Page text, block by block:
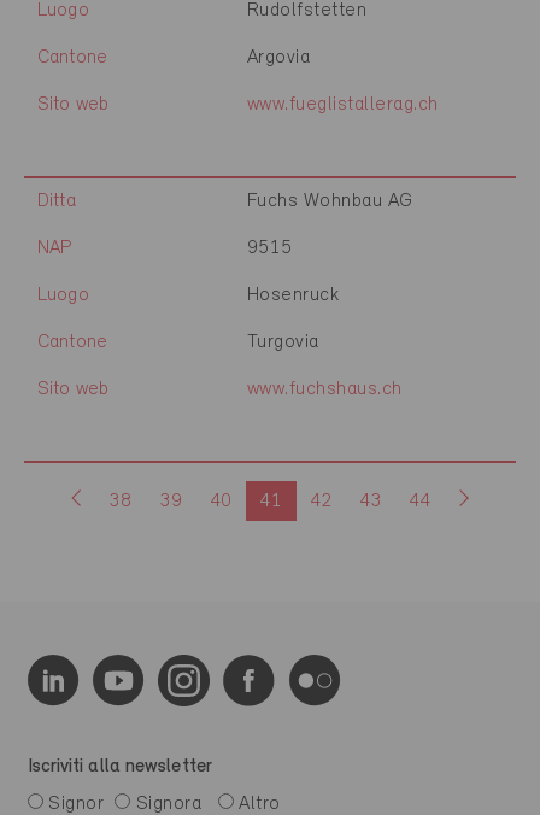
Luogo Rudolfstetten
Cantone Argovia
Sito web www.fueglistallerag.ch
Ditta Fuchs Wohnbau AG
NAP 9515
Luogo Hosenruck
Cantone Turgovia
Sito web www.fuchshaus.ch
38 39 40 41 42 43 44
Iscriviti alla newsletter
Signor
Signora Altro